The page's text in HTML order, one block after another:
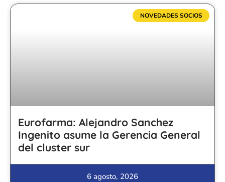
NOVEDADES SOCIOS
Eurofarma: Alejandro Sanchez
Ingenito asume la Gerencia General
del cluster sur
6 agosto, 2026